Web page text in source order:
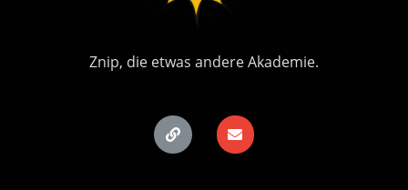
Znip, die etwas andere Akademie.